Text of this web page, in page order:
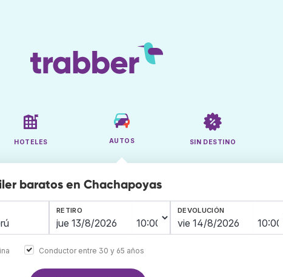
HOTELES AUTOS SIN DESTINO
baratos en Chachapoyas
RETIRO DEVOLUCIÓN
Conductor entre 30 y 65 años